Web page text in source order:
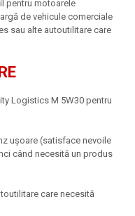
pentru motoarele
de vehicule comerciale
sau alte autoutilitare care
Logistics M 5W30 pentru
ușoare (satisface nevoile
când necesită un produs
care necesită